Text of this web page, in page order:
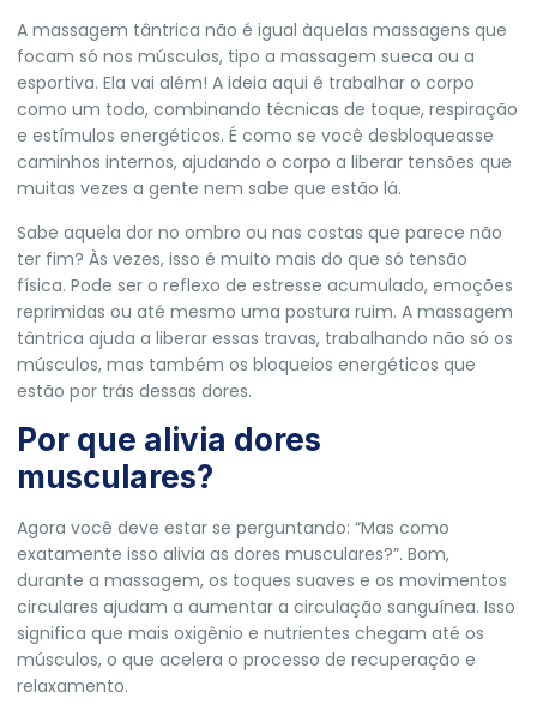
A massagem tântrica não é igual àquelas massagens que
focam só nos músculos, tipo a massagem sueca ou a
esportiva. Ela vai além! A ideia aqui é trabalhar o corpo
como um todo, combinando técnicas de toque, respiração
e estímulos energéticos. É como se você desbloqueasse
caminhos internos, ajudando o corpo a liberar tensões que
muitas vezes a gente nem sabe que estão lá.
Sabe aquela dor no ombro ou nas costas que parece não
ter fim? Às vezes, isso é muito mais do que só tensão
física. Pode ser o reflexo de estresse acumulado, emoções
reprimidas ou até mesmo uma postura ruim. A massagem
tântrica ajuda a liberar essas travas, trabalhando não só os
músculos, mas também os bloqueios energéticos que
estão por trás dessas dores.
Por que alivia dores
musculares?
Agora você deve estar se perguntando: “Mas como
exatamente isso alivia as dores musculares?”. Bom,
durante a massagem, os toques suaves e os movimentos
circulares ajudam a aumentar a circulação sanguínea. Isso
significa que mais oxigênio e nutrientes chegam até os
músculos, o que acelera o processo de recuperação e
relaxamento.